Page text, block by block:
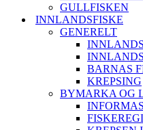
GULLFISKEN
INNLANDSFISKE
GENERELT
BARNAS
KREPSING
BYMARKA OG